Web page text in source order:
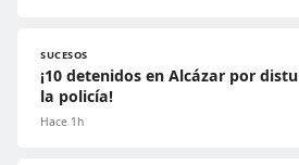
SUCESOS
¡10 detenidos en Alcázar por
la policía!
Hace 1h